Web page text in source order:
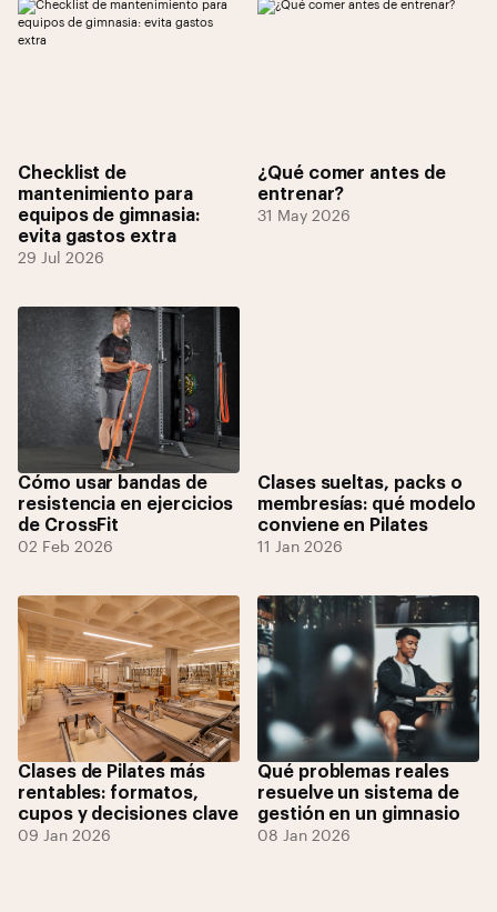
Checklist de
mantenimiento para
equipos de gimnasia:
evita gastos extra
29 Jul 2026
¿Qué comer antes de
entrenar?
31 May 2026
Cómo usar bandas de
resistencia en ejercicios
de CrossFit
02 Feb 2026
Clases sueltas, packs o
membresías: qué modelo
conviene en Pilates
11 Jan 2026
Clases de Pilates más
rentables: formatos,
cupos y decisiones clave
09 Jan 2026
Qué problemas reales
resuelve un sistema de
gestión en un gimnasio
08 Jan 2026